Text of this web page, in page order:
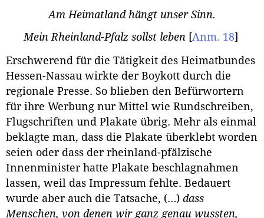
Am Heimatland hängt unser Sinn.
Mein Rheinland-Pfalz sollst leben [Anm. 18]
Erschwerend für die Tätigkeit des Heimatbundes
Hessen-Nassau wirkte der Boykott durch die
regionale Presse. So blieben den Befürwortern
für ihre Werbung nur Mittel wie Rundschreiben,
Flugschriften und Plakate übrig. Mehr als einmal
beklagte man, dass die Plakate überklebt worden
seien oder dass der rheinland-pfälzische
Innenminister hatte Plakate beschlagnahmen
lassen, weil das Impressum fehlte. Bedauert
wurde aber auch die Tatsache, (…) dass
Menschen, von denen wir ganz genau wussten,